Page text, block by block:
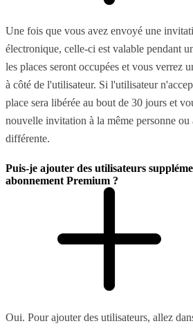
Une fois que vous avez envoyé une
électronique, celle-ci est valable pendant
les places seront occupées et vous verrez
à côté de l'utilisateur. Si l'utilisateur
place sera libérée au bout de 30 jours et
nouvelle invitation à la même personne ou
différente.
Puis-je ajouter des utilisateurs
abonnement Premium ?
Oui. Pour ajouter des utilisateurs, allez